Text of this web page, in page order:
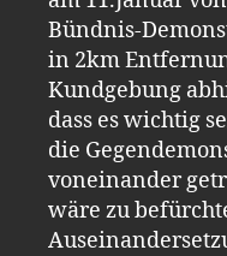
Bündnis-
in 2km
Kundgebung
dass es wichtig
die
voneinander
wäre zu